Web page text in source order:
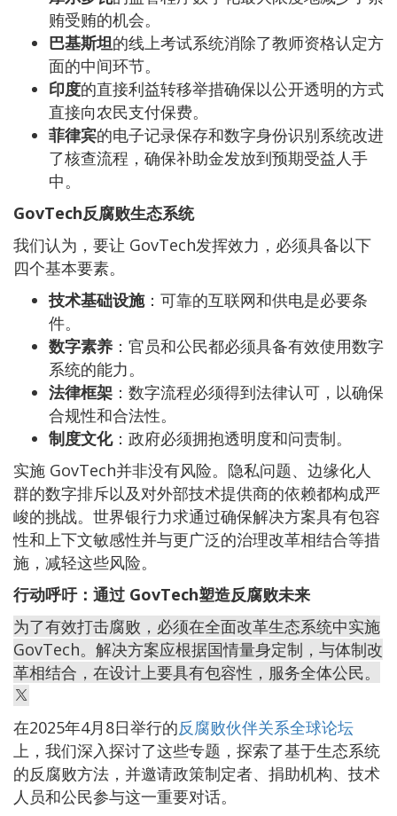
贿受贿的机会。
巴基斯坦的线上考试系统消除了教师资格认定方
面的中间环节。
印度的直接利益转移举措确保以公开透明的方式
直接向农民支付保费。
菲律宾的电子记录保存和数字身份识别系统改进
了核查流程，确保补助金发放到预期受益人手
中。
GovTech反腐败生态系统
我们认为，要让 GovTech发挥效力，必须具备以下
四个基本要素。
技术基础设施：可靠的互联网和供电是必要条
件。
数字素养 ：官员和公民都必须具备有效使用数字
系统的能力。
法律框架 ：数字流程必须得到法律认可，以确保
合规性和合法性。
制度文化：政府必须拥抱透明度和问责制。
实施 GovTech并非没有风险。隐私问题、边缘化人
群的数字排斥以及对外部技术提供商的依赖都构成严
峻的挑战。世界银行力求通过确保解决方案具有包容
性和上下文敏感性并与更广泛的治理改革相结合等措
施，减轻这些风险。
行动呼吁：通过 GovTech塑造反腐败未来
为了有效打击腐败，必须在全面改革生态系统中实施
GovTech。解决方案应根据国情量身定制，与体制改
革相结合，在设计上要具有包容性，服务全体公民。
在2025年4月8日举行的反腐败伙伴关系全球论坛
上，我们深入探讨了这些专题，探索了基于生态系统
的反腐败方法，并邀请政策制定者、捐助机构、技术
人员和公民参与这一重要对话。